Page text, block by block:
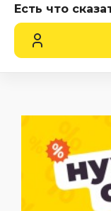
Есть что